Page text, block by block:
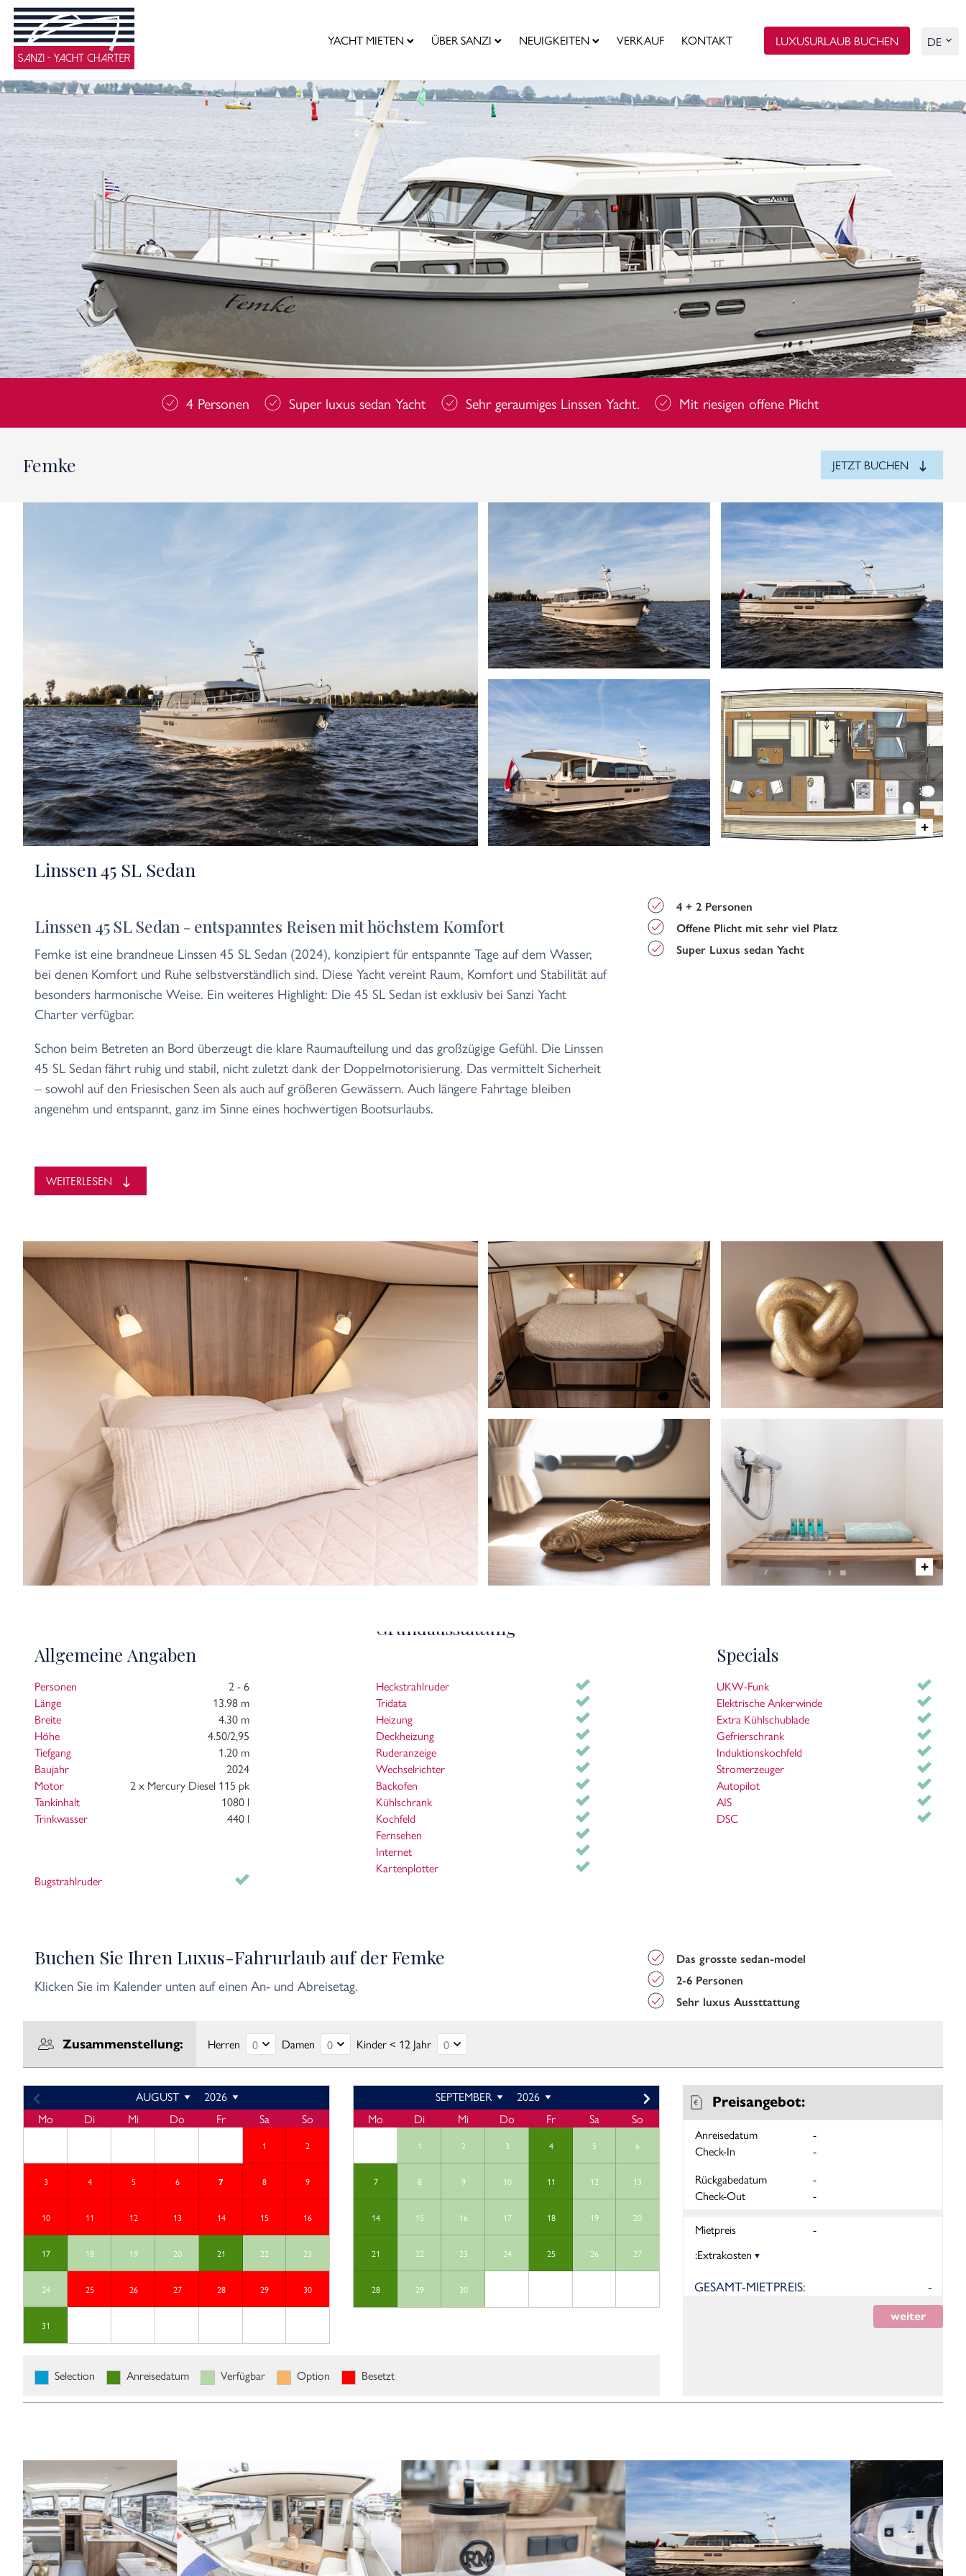
YACHT MIETEN ÜBER SANZI NEUIGKEITEN VERKAUF KONTAKT LUXUSURLAUB BUCHEN
4 Personen Super luxus sedan Yacht Sehr geraumiges Linssen Yacht. Mit riesigen offene Plicht
Femke JETZT BUCHEN
Linssen 45 SL Sedan
Linssen 45 SL Sedan - entspanntes Reisen mit höchstem Komfort
Femke ist eine brandneue Linssen 45 SL Sedan (2024), konzipiert für entspannte Tage auf dem Wasser,
bei denen Komfort und Ruhe selbstverständlich sind. Diese Yacht vereint Raum, Komfort und Stabilität auf
besonders harmonische Weise. Ein weiteres Highlight: Die 45 SL Sedan ist exklusiv bei Sanzi Yacht
Charter verfügbar.
Schon beim Betreten an Bord überzeugt die klare Raumaufteilung und das großzügige Gefühl. Die Linssen
45 SL Sedan fährt ruhig und stabil, nicht zuletzt dank der Doppelmotorisierung. Das vermittelt Sicherheit
– sowohl auf den Friesischen Seen als auch auf größeren Gewässern. Auch längere Fahrtage bleiben
angenehm und entspannt, ganz im Sinne eines hochwertigen Bootsurlaubs.
Das Interieur ist hell und ruhig gestaltet und hochwertig verarbeitet – typisch für Linssen Yachts. Die Yacht
verfügt über zwei komfortable Schlafkabinen, zwei Badezimmer sowie zwei elektrische Toiletten. Eines
Im Salon befindet sich das Easy Sleep System, mit dem sich im Handumdrehen ein zusätzliches
Doppelbett einrichten lässt. So können bis zu sechs Gäste an Bord übernachten, ohne dass der
Wohnraum tagsüber eingeschränkt wird. Der Salon bleibt ein angenehmer Ort zum Zusammensitzen,
Lesen oder Genießen des Blicks aufs Wasser.
Leben an Bord
Die Küche ist großzügig und praktisch ausgestattet und verfügt unter anderem über ein Kochfeld, einen
Kühlschrank und einen Backofen. Ideal für ein entspanntes Frühstück an Bord oder gemeinsames Kochen
am Abend nach einem schönen Fahrtag.
Entspanntes Fahren
Der Steuerstand ist übersichtlich und komfortabel gestaltet. Die vorhandene Raymarine-
Navigationstechnik – darunter Kartenplotter, Tridata, Autopilot, Radar und Funkgerät – unterstützt
entspanntes Navigieren und sorgt für Klarheit unterwegs. Dank Bug- und Heckstrahlruder sowie eines
leistungsstarken Generators ist das Manövrieren und der Aufenthalt an Bord jederzeit angenehm und
sorgenfrei.
sondern durchdachter Komfort. Ob für ein verlängertes Wochenende oder einen längeren Bootsurlaub:
An Bord der Femke erleben Sie, wie schön es ist, wirklich einmal abzuschalten – mitten auf dem Wasser.
WEITERLESEN
4 + 2 Personen
Offene Plicht mit sehr viel Platz
Super Luxus sedan Yacht
Allgemeine Angaben
Personen
2 - 6
Länge
13.98 m
Breite
4.30 m
Höhe
4.50/2,95
Tiefgang
1.20 m
Baujahr
2024
Motor
2 x Mercury Diesel 115 pk
Tankinhalt
1080 l
Trinkwasser
440 l
Grundausstattung
Bugstrahlruder
Heckstrahlruder
Tridata
Heizung
Deckheizung
Ruderanzeige
Wechselrichter
Backofen
Kühlschrank
Kochfeld
Fernsehen
Internet
Kartenplotter
Specials
UKW-Funk
Elektrische Ankerwinde
Extra Kühlschublade
Gefrierschrank
Induktionskochfeld
Stromerzeuger
Autopilot
AIS
DSC
Buchen Sie Ihren Luxus-Fahrurlaub auf der Femke
Klicken Sie im Kalender unten auf einen An- und Abreisetag.
Das grosste sedan-model
2-6 Personen
Sehr luxus Aussttattung
Zusammenstellung: Herren Damen Kinder < 12 Jahr
AUGUST
2026
Mo
Di Mi Do Fr Sa So
1 2
3 4 5 6 7 8 9
10 11 12 13 14 15 16
17 18 19 20 21 22 23
24 25 26 27 28 29 30
31
SEPTEMBER
2026
Mo
Di Mi Do Fr Sa So
1 2 3 4 5 6
7 8 9 10 11 12 13
14 15 16 17 18 19 20
21 22 23 24 25 26 27
28 29 30
Selection Anreisedatum Verfügbar Option Besetzt
Preisangebot:
Anreisedatum
-
Check-In
-
Rückgabedatum
-
Check-Out
-
Mietpreis
-
Extrakosten:
GESAMT-MIETPREIS: -
weiter